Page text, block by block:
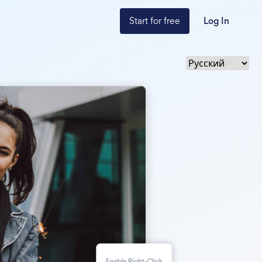
Start for free Log In